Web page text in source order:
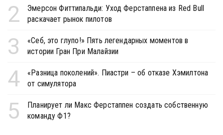
2
Эмерсон Фиттипальди: Уход Ферстаппена из Red Bull
раскачает рынок пилотов
3
«Себ, это глупо!» Пять легендарных моментов в
истории Гран При Малайзии
4
«Разница поколений». Пиастри – об отказе Хэмилтона
от симулятора
5
Планирует ли Макс Ферстаппен создать собственную
команду Ф1?